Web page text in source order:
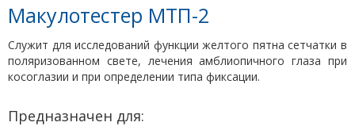
Макулотестер МТП-2
Служит для исследований функции желтого пятна сетчатки в
поляризованном свете, лечения амблиопичного глаза при
косоглазии и при определении типа фиксации.
Предназначен для: